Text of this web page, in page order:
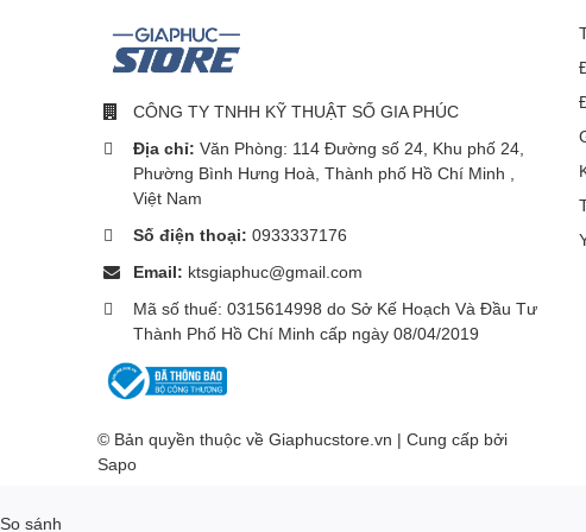
Màn hình AMOLED 6.55 inch
Màn hình được đánh giá là một trong những điểm nổi bật
hình AMOLED 6,55 inch với độ phân giải full HD+ và tỷ lệ
đến 90Hz và tốc độ lấy mẫu cảm ứng là 240Hz.
CÔNG TY TNHH KỸ THUẬT SỐ GIA PHÚC
Địa chỉ: Văn Phòng: 114 Đường số 24, Khu phố 24,
Phường Bình Hưng Hoà, Thành phố Hồ Chí Minh ,
Việt Nam
Số điện thoại: 0933337176
Email: ktsgiaphuc@gmail.com
Mã số thuế: 0315614998 do Sở Kế Hoạch Và Đầu Tư
Thành Phố Hồ Chí Minh cấp ngày 08/04/2019
© Bản quyền thuộc về Giaphucstore.vn | Cung cấp bởi
Sapo
So sánh